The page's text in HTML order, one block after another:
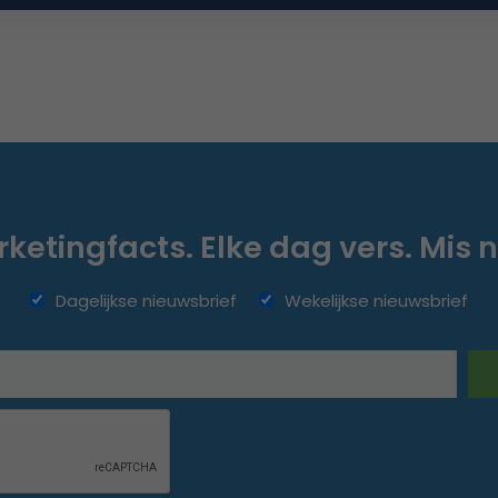
Elke dag vers. Mis
Dagelijkse nieuwsbrief Wekelijkse nieuwsbrief